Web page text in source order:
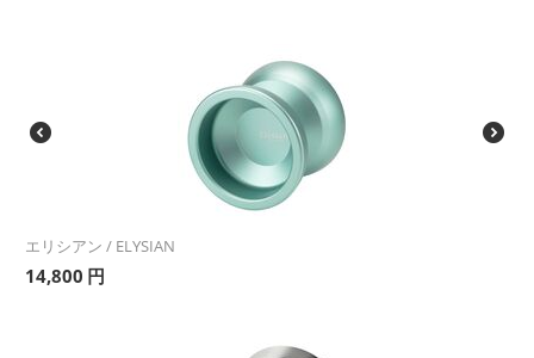
エリシアン / ELYSIAN
14,800 円